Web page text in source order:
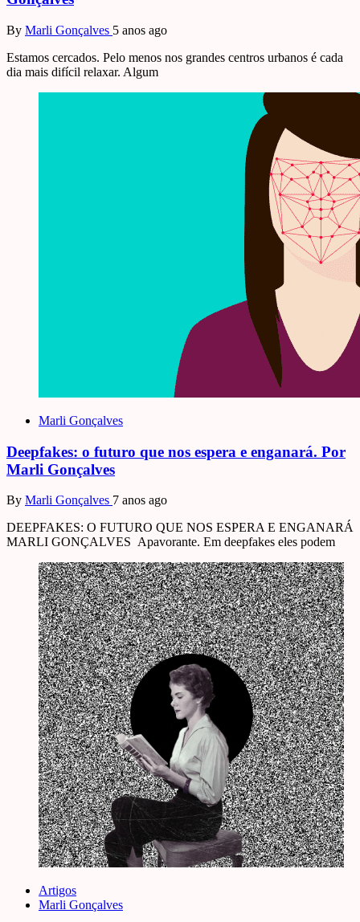
By Marli Gonçalves 5 anos ago
Estamos cercados. Pelo menos nos grandes centros urbanos é cada
dia mais difícil relaxar. Algum
Marli Gonçalves
Deepfakes: o futuro que nos espera e enganará. Por
Marli Gonçalves
By Marli Gonçalves 7 anos ago
DEEPFAKES: O FUTURO QUE NOS ESPERA E ENGANARÁ
MARLI GONÇALVES Apavorante. Em deepfakes eles podem
Artigos
Marli Gonçalves